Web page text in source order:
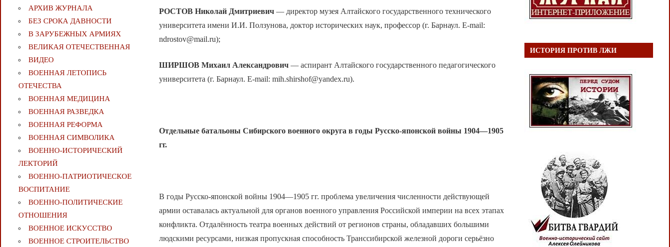
РОСТОВ Николай Дмитриевич — директор музея Алтайского государственного технического
университета имени И.И. Ползунова, доктор исторических наук, профессор (г. Барнаул. E-mail:
ndrostov@mail.ru);
ШИРШОВ Михаил Александрович — аспирант Алтайского государственного педагогического
университета (г. Барнаул. E-mail: mih.shirshof@yandex.ru).
Отдельные батальоны Сибирского военного округа в годы Русско-японской войны 1904—1905
гг.
В годы Русско-японской войны 1904—1905 гг. проблема увеличения численности действующей
армии оставалась актуальной для органов военного управления Российской империи на всех этапах
конфликта. Отдалённость театра военных действий от регионов страны, обладавших большими
людскими ресурсами, низкая пропускная способность Транссибирской железной дороги серьёзно
АРХИВ ЖУРНАЛА
БЕЗ СРОКА ДАВНОСТИ
В ЗАРУБЕЖНЫХ АРМИЯХ
ВЕЛИКАЯ ОТЕЧЕСТВЕННАЯ
ВИДЕО
ВОЕННАЯ ЛЕТОПИСЬ
ОТЕЧЕСТВА
ВОЕННАЯ МЕДИЦИНА
ВОЕННАЯ РАЗВЕДКА
ВОЕННАЯ РЕФОРМА
ВОЕННАЯ СИМВОЛИКА
ВОЕННО-ИСТОРИЧЕСКИЙ
ЛЕКТОРИЙ
ВОЕННО-ПАТРИОТИЧЕСКОЕ
ВОСПИТАНИЕ
ВОЕННО-ПОЛИТИЧЕСКИE
ОТНОШЕНИЯ
ВОЕННОЕ ИСКУССТВО
ВОЕННОЕ СТРОИТЕЛЬСТВО
ИСТОРИЯ ПРОТИВ ЛЖИ